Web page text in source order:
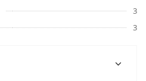
3
3